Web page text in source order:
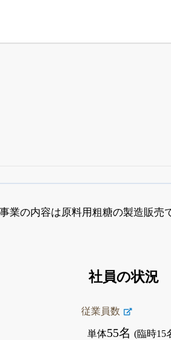
の内容は原料用粗糖の製造販売
社員の状況
従業員数
単体55名(臨時15